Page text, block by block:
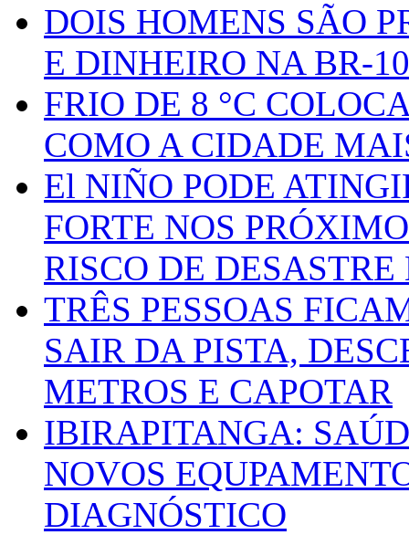
DOIS HOMENS SÃO
E DINHEIRO NA BR-
FRIO DE 8 °C
COMO A CIDADE
El NIÑO PODE
FORTE NOS
RISCO DE
TRÊS PESSOAS
SAIR DA PISTA,
METROS E CAPOTAR
IBIRAPITANGA:
NOVOS
DIAGNÓSTICO